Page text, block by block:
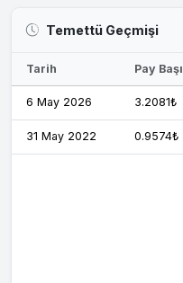
Temettü Geçmişi
Tarih Pay Başı
6 May 2026 3.2081₺
31 May 2022 0.9574₺